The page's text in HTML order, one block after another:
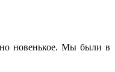
новенькое. Мы были в